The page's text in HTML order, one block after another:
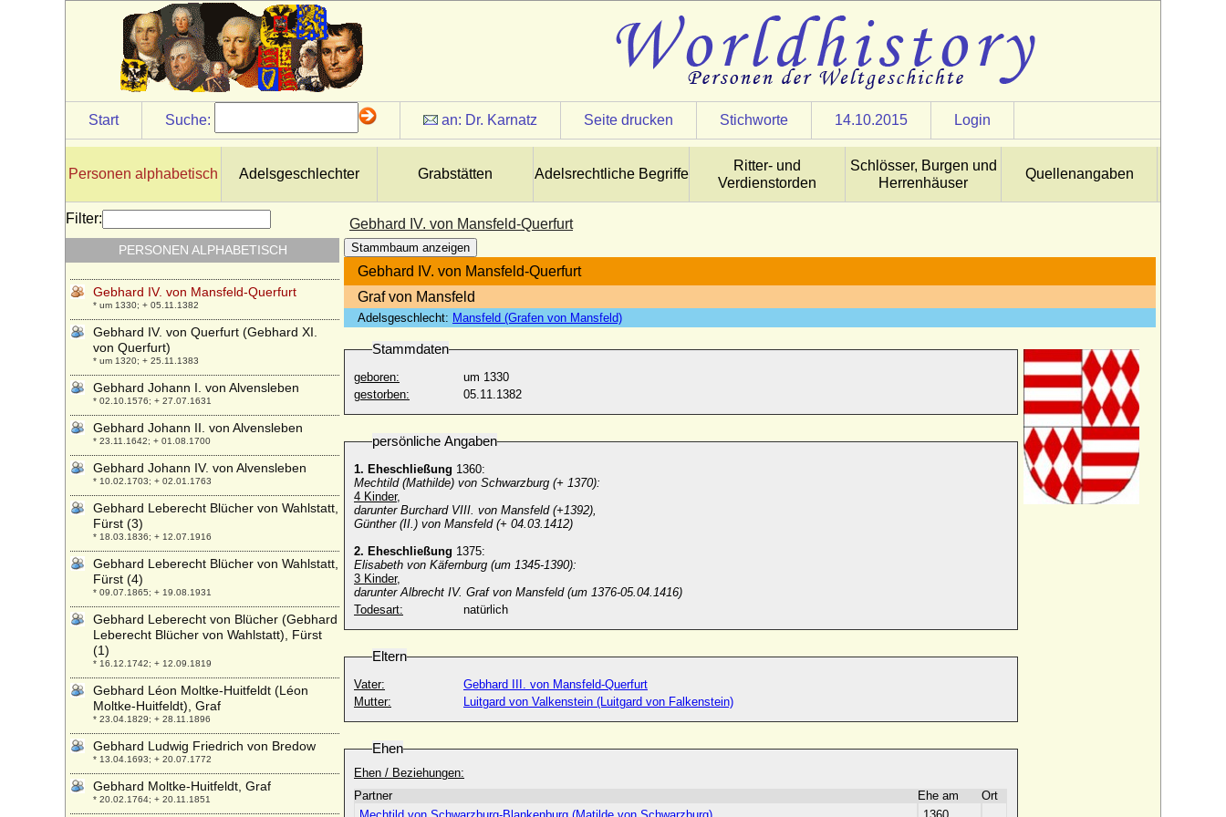
Start Suche: an: Dr. Karnatz Seite drucken Stichworte 14.10.2015 Login
Personen alphabetisch Adelsgeschlechter Grabstätten Adelsrechtliche Begriffe
Ritter- und
Verdienstorden
Schlösser, Burgen und
Herrenhäuser
Quellenangaben
Gebhard IV. von Mansfeld-Querfurt
Stammbaum anzeigen
Gebhard IV. von Mansfeld-Querfurt
Graf von Mansfeld
Adelsgeschlecht: Mansfeld (Grafen von Mansfeld)
Stammdaten
geboren:
um 1330
gestorben:
05.11.1382
persönliche Angaben
1. Eheschließung 1360:
Mechtild (Mathilde) von Schwarzburg (+ 1370):
4 Kinder,
darunter Burchard VIII. von Mansfeld (+1392),
Günther (II.) von Mansfeld (+ 04.03.1412)
2. Eheschließung 1375:
Elisabeth von Käfernburg (um 1345-1390):
3 Kinder,
darunter Albrecht IV. Graf von Mansfeld (um 1376-05.04.1416)
Todesart:
natürlich
Eltern
Vater:
Gebhard III. von Mansfeld-Querfurt
Mutter:
Luitgard von Valkenstein (Luitgard von Falkenstein)
Ehen
Ehen / Beziehungen:
Partner
Ehe am
Ort
Filter:
PERSONEN ALPHABETISCH
Gebhard August II. von Alvensleben
* 05.08.1719; + 29.03.1779
Gebhard Bernhard Carl Blücher von
Wahlstatt, Fürst (2)
* 14.07.1799; + 08.03.1875
Gebhard im Niederlahngau (Gebhard I. im
Gebhard I. von Waldburg-Trauchburg
* 10.11.1547; + 31.05.1601
Gebhard III. von Leuchtenberg
* unbekannt; + 1244
Gebhard III. von Mansfeld-Querfurt
* um 1308; + 1335 (nach 1360 ?)
Gebhard IV. von Mansfeld-Querfurt
* um 1330; + 05.11.1382
Gebhard IV. von Querfurt (Gebhard XI.
von Querfurt)
* um 1320; + 25.11.1383
Gebhard Johann I. von Alvensleben
* 02.10.1576; + 27.07.1631
Gebhard Johann II. von Alvensleben
* 23.11.1642; + 01.08.1700
Gebhard Johann IV. von Alvensleben
* 10.02.1703; + 02.01.1763
Gebhard Leberecht Blücher von Wahlstatt,
Fürst (3)
* 18.03.1836; + 12.07.1916
Gebhard Leberecht Blücher von Wahlstatt,
Fürst (4)
* 09.07.1865; + 19.08.1931
Gebhard Leberecht von Blücher (Gebhard
Leberecht Blücher von Wahlstatt), Fürst
(1)
* 16.12.1742; + 12.09.1819
Gebhard Léon Moltke-Huitfeldt (Léon
Moltke-Huitfeldt), Graf
* 23.04.1829; + 28.11.1896
Gebhard Ludwig Friedrich von Bredow
* 13.04.1693; + 20.07.1772
Gebhard Moltke-Huitfeldt, Graf
* 20.02.1764; + 20.11.1851